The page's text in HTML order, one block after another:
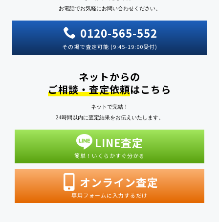
お電話でお気軽にお問い合わせください。
0120-565-552
その場で査定可能 (9:45-19:00受付)
ネットからの
ご相談・査定依頼はこちら
ネットで完結！
24時間以内に査定結果をお伝えいたします。
LINE査定
簡単！いくらかすぐ分かる
オンライン査定
専用フォームに入力するだけ